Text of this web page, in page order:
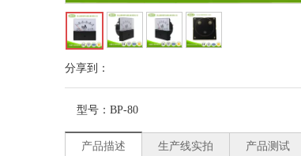
分享到：
型号： BP-80
产品描述 生产线实拍 产品测试